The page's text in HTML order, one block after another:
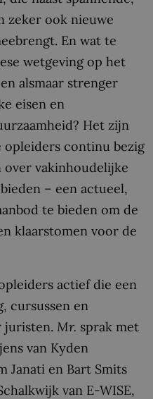
zeker ook nieuwe
En wat te
wetgeving op het
alsmaar strenger
eisen en
Het zijn
opleiders continu bezig
vakinhoudelijke
– een actueel,
te bieden om de
klaarstomen voor de
actief die een
cursussen en
juristen. Mr. sprak met
van Kyden
Janati en Bart Smits
van E-WISE,